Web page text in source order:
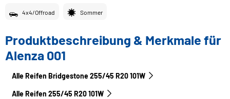
4x4/Offroad Sommer
Produktbeschreibung & Merkmale für
Alenza 001
Alle Reifen Bridgestone 255/45 R20 101W
Alle Reifen‎ 255/45 R20 101W